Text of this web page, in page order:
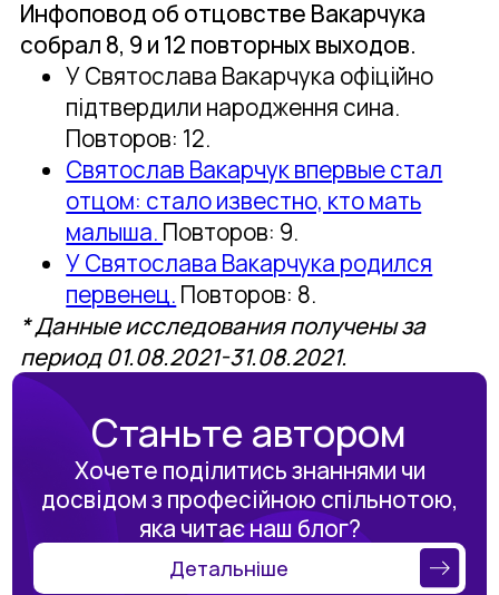
Инфоповод об отцовстве Вакарчука
собрал 8, 9 и 12 повторных выходов.
У Святослава Вакарчука офіційно
підтвердили народження сина.
Повторов: 12.
Святослав Вакарчук впервые стал
отцом: стало известно, кто мать
малыша. Повторов: 9.
У Святослава Вакарчука родился
первенец. Повторов: 8.
* Данные исследования получены за
период 01.08.2021-31.08.2021.
Станьте автором
Хочете поділитись знаннями чи
досвідом з професійною спільнотою,
яка читає наш блог?
Детальніше